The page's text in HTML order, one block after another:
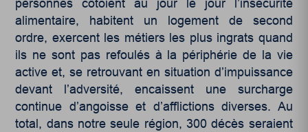
personnes côtoient au jour le jour l’insécurité
alimentaire, habitent un logement de second
ordre, exercent les métiers les plus ingrats quand
ils ne sont pas refoulés à la périphérie de la vie
active et, se retrouvant en situation d’impuissance
devant l’adversité, encaissent une surcharge
continue d’angoisse et d’afflictions diverses. Au
total, dans notre seule région, 300 décès seraient